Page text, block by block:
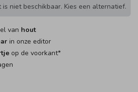
niet beschikbaar. Kies een alternatief.
van hout
in onze editor
op de voorkant*